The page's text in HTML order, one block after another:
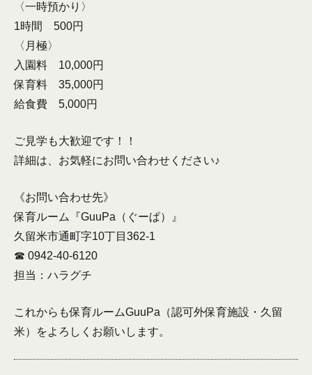
〈一時預かり〉
1時間 500円
〈月極〉
入園料 10,000円
保育料 35,000円
給食費 5,000円
ご見学も大歓迎です！！
詳細は、お気軽にお問い合わせください♪
《お問い合わせ先》
保育ルーム『GuuPa（ぐーぱ）』
久留米市通町字10丁目362-1
☎︎ 0942-40-6120
担当：ハラグチ
これからも保育ルームGuuPa（認可外保育施設・久留
米）をよろしくお願いします。